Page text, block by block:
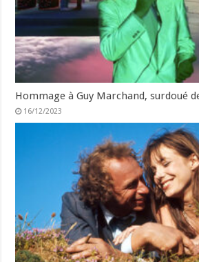
Hommage à Guy Marchand, surdoué
16/12/2023